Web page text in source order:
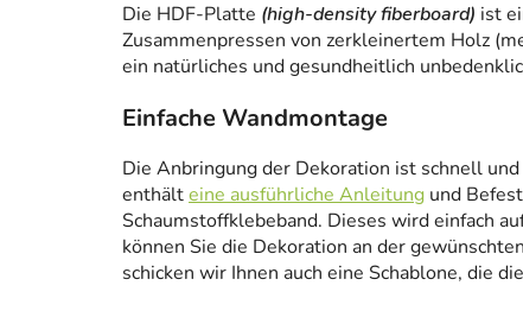
Die HDF-Platte (high-density fiberboard) ist
Zusammenpressen von zerkleinertem Holz
ein natürliches und gesundheitlich
Einfache Wandmontage
Die Anbringung der Dekoration ist schnell und
enthälteine ausführliche Anleitung und
Schaumstoffklebeband. Dieses wird einfach
können Sie die Dekoration an der
schicken wir Ihnen auch eine Schablone, die